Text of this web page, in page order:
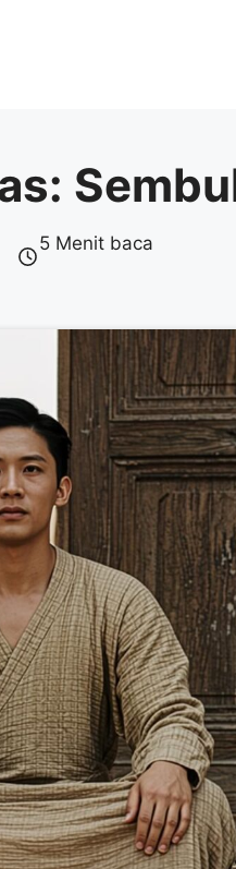
5 Menit baca